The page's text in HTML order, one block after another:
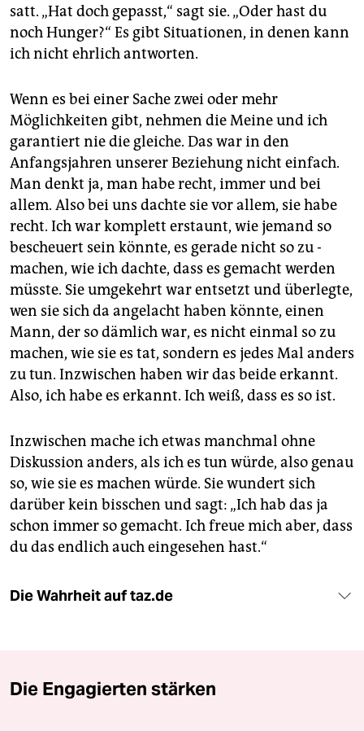
satt. „Hat doch gepasst,“ sagt sie. „Oder hast du
noch Hunger?“ Es gibt Situationen, in denen kann
ich nicht ehrlich antworten.
Wenn es bei einer Sache zwei oder mehr
Möglichkeiten gibt, nehmen die Meine und ich
garantiert nie die gleiche. Das war in den
Anfangsjahren unserer Beziehung nicht einfach.
Man denkt ja, man habe recht, immer und bei
allem. Also bei uns dachte sie vor allem, sie habe
recht. Ich war komplett erstaunt, wie jemand so
bescheuert sein könnte, es gerade nicht so zu ­
machen, wie ich dachte, dass es gemacht werden
müsste. Sie umgekehrt war entsetzt und überlegte,
wen sie sich da angelacht haben könnte, einen
Mann, der so dämlich war, es nicht einmal so zu
machen, wie sie es tat, sondern es jedes Mal anders
zu tun. Inzwischen haben wir das beide erkannt.
Also, ich habe es erkannt. Ich weiß, dass es so ist.
Inzwischen mache ich etwas manchmal ohne
Diskussion anders, als ich es tun würde, also genau
so, wie sie es machen würde. Sie wundert sich
darüber kein bisschen und sagt: „Ich hab das ja
schon immer so gemacht. Ich freue mich aber, dass
du das endlich auch eingesehen hast.“
Die Wahrheit auf taz.de
Die Engagierten stärken